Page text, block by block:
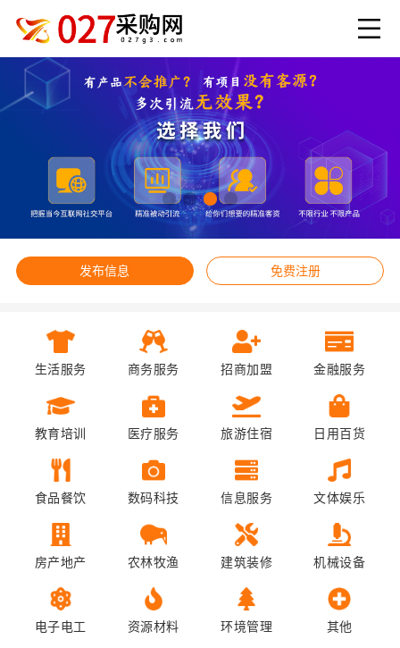
发布信息 免费注册
生活服务 商务服务 招商加盟 金融服务
教育培训 医疗服务 旅游住宿 日用百货
食品餐饮 数码科技 信息服务 文体娱乐
房产地产 农林牧渔 建筑装修 机械设备
电子电工 资源材料 环境管理 其他